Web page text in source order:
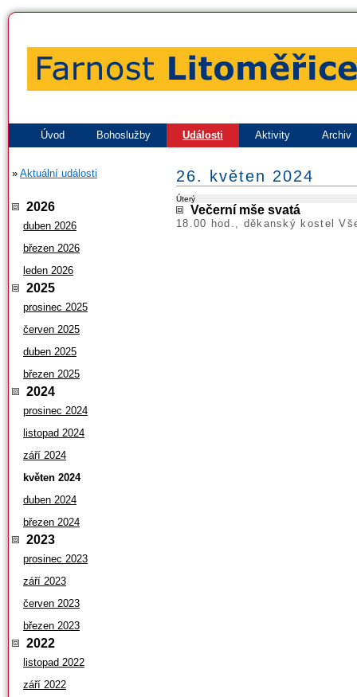
Úvod Bohoslužby Události Aktivity Archiv
» Aktuální události
2026
duben 2026
březen 2026
leden 2026
2025
prosinec 2025
červen 2025
duben 2025
březen 2025
2024
prosinec 2024
listopad 2024
září 2024
květen 2024
duben 2024
březen 2024
2023
prosinec 2023
září 2023
červen 2023
březen 2023
2022
listopad 2022
září 2022
26. květen 2024
Úterý
Večerní mše svatá
18.00 hod., děkanský kostel